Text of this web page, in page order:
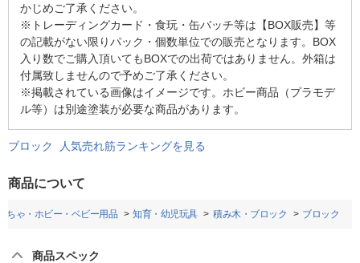
かじめご了承ください。
※トレーディングカード・食玩・缶バッチ等は【BOX販売】等
の記載がない限りパック・個数単位での販売となります。BOX
入り数でご購入頂いてもBOXでの出荷ではありません。外箱は
付属致しませんので予めご了承ください。
※掲載されている画像はイメージです。ホビー商品（プラモデ
ル等）は別途塗装が必要な商品があります。
ブロック 人気売れ筋ランキングを見る
商品について
ちゃ・ホビー・ベビー用品 知育・幼児玩具 積み木・ブロック ブロック
商品スペック